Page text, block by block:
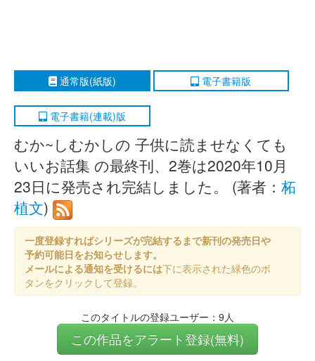
通常版(紙版) 電子書籍版
電子書籍(連載)版
むか~しむかしの 子供に読ませなくても
いいお話集 の最終刊、2巻は2020年10月
23日に発売され完結しました。 (著者： 柘
植文)
一度登録すればシリーズが完結するまで新刊の発売日や
予約可能日をお知らせします。
メールによる通知を受けるには下に表示された緑色のボ
タンをクリックして登録。
このタイトルの登録ユーザー：9人
この作品をアラート登録(無料)